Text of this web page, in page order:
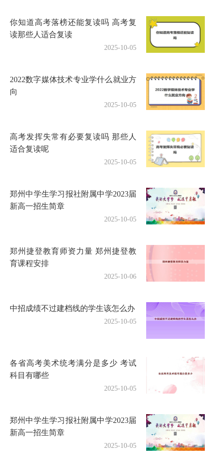
你知道高考落榜还能复读吗 高考复
读那些人适合复读
2025-10-05
2022数字媒体技术专业学什么就业方
向
2025-10-05
高考发挥失常有必要复读吗 那些人
适合复读呢
2025-10-05
郑州中学生学习报社附属中学2023届
新高一招生简章
2025-10-05
郑州捷登教育师资力量 郑州捷登教
育课程安排
2025-10-06
中招成绩不过建档线的学生该怎么办
2025-10-05
各省高考美术统考满分是多少 考试
科目有哪些
2025-10-05
郑州中学生学习报社附属中学2023届
新高一招生简章
2025-10-05